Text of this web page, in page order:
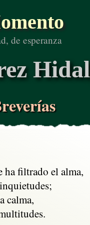
de esperanza
ha filtrado el alma,
calma,